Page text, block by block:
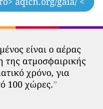
είναι ο αέρας
της ατμοσφαιρικής
χρόνο, για
100 χώρες.”